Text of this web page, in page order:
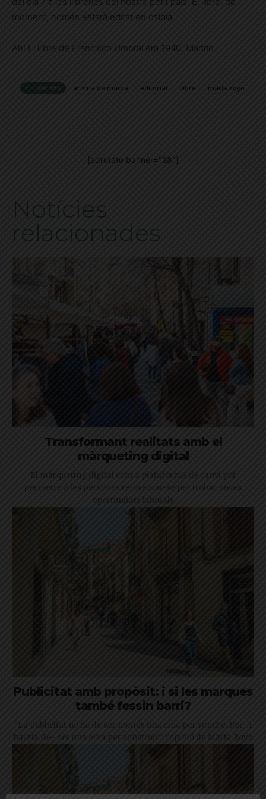
moment, només estarà editat en català.
Ah! El llibre de Francisco Umbral era 1940, Madrid.
ETIQUETES aroma de marca editorial llibre marta royo
[adrotate banner="28"]
Notícies
relacionades
Transformant realitats amb el
màrqueting digital
El màrqueting digital com a plataforma de canvi pot
permetre a les persones reinventar-se per trobar noves
oportunitats laborals
Publicitat amb propòsit: i si les marques
també fessin barri?
"La publicitat no ha de ser només una eina per vendre. Pot –i
hauria de– ser una eina per construir": l'opinió de Marta Royo